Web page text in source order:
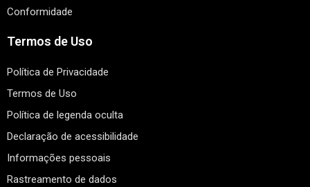
Conformidade
Termos de Uso
Política de Privacidade
Termos de Uso
Política de legenda oculta
Declaração de acessibilidade
Informações pessoais
Rastreamento de dados